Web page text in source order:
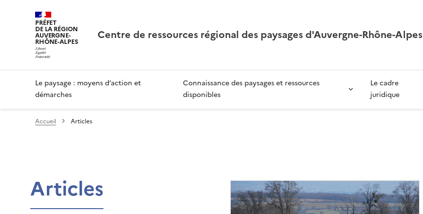
PRÉFET
DE LA RÉGION
AUVERGNE-
RHÔNE-ALPES Centre de ressources régional des paysages d'Auvergne-Rhône-Alpes
Le paysage : moyens d’action et
démarches
Connaissance des paysages et ressources
disponibles
Le cadre
juridique
Accueil Articles
Articles